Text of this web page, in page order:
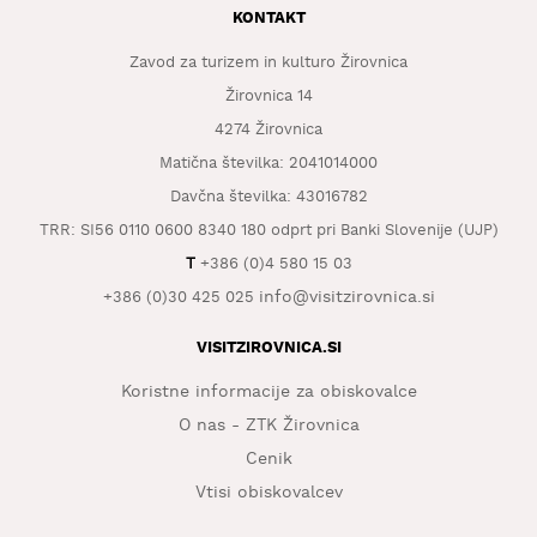
DOGODKI
KONTAKT
Zavod za turizem in kulturo Žirovnica
Žirovnica 14
4274 Žirovnica
Matična številka: 2041014000
Davčna številka: 43016782
TRR: SI56 0110 0600 8340 180 odprt pri Banki Slovenije (UJP)
T+386 (0)4 580 15 03
+386 (0)30 425 025 info@visitzirovnica.si
VISITZIROVNICA.SI
Koristne informacije za obiskovalce
O nas - ZTK Žirovnica
Cenik
Vtisi obiskovalcev